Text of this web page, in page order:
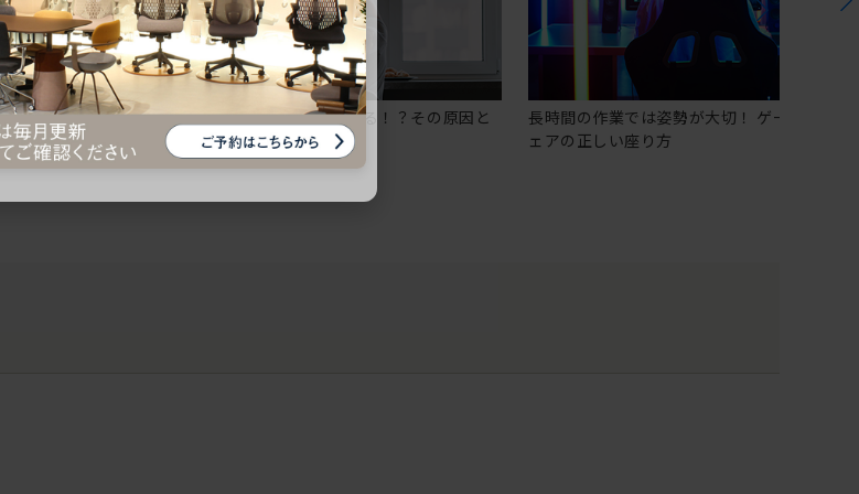
フィスチェア5選
椅子に座っているのに疲れる！？その原因と
疲れにくいチェアの選び方
長時間の作業では姿勢が大切！ ゲーミングチ
ェアの正しい座り方